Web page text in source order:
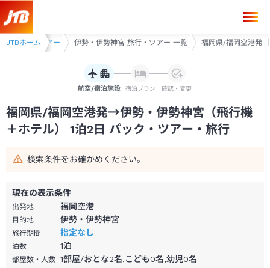
JTBホーム
見 旅行・ツアー 伊勢・伊勢神宮 旅行・ツアー 一覧 福岡県/福岡空港発
航空/宿泊施設 宿泊プラン 確認・変更
福岡県/福岡空港発→伊勢・伊勢神宮（飛行機
＋ホテル） 1泊2日 パック・ツアー・旅行
検索条件をお確かめください。
現在の表示条件
出発地 福岡空港
目的地 伊勢・伊勢神宮
旅行期間 指定なし
泊数 1泊
部屋数・人数 1部屋/おとな2名,こども0名,幼児0名